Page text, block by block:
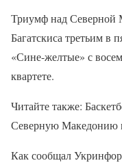
Триумф над Северной
Багатскиса третьим в
«Сине-желтые» с
квартете.
Читайте также:
Северную Македонию
Как сообщал